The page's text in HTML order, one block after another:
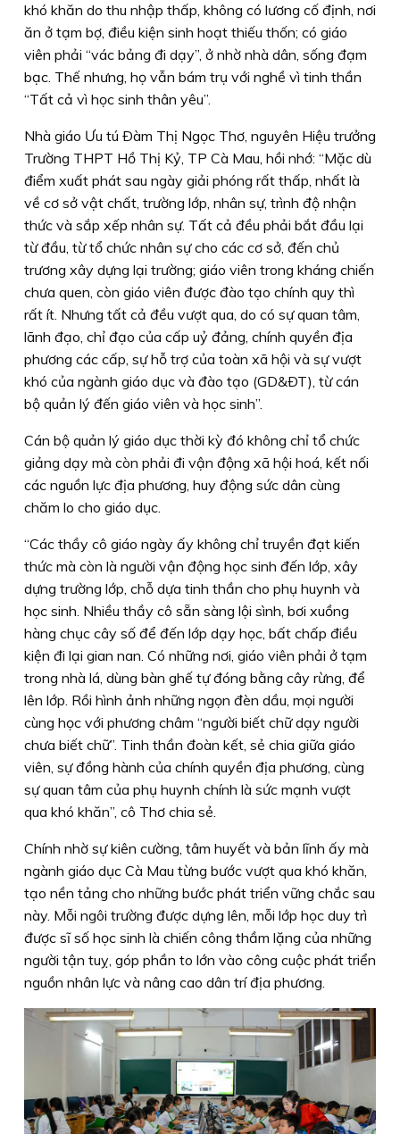
khó khăn do thu nhập thấp, không có lương cố định, nơi
ăn ở tạm bợ, điều kiện sinh hoạt thiếu thốn; có giáo
viên phải “vác bảng đi dạy”, ở nhờ nhà dân, sống đạm
bạc. Thế nhưng, họ vẫn bám trụ với nghề vì tinh thần
“Tất cả vì học sinh thân yêu”.
Nhà giáo Ưu tú Ðàm Thị Ngọc Thơ, nguyên Hiệu trưởng
Trường THPT Hồ Thị Kỷ, TP Cà Mau, hồi nhớ: “Mặc dù
điểm xuất phát sau ngày giải phóng rất thấp, nhất là
về cơ sở vật chất, trường lớp, nhân sự, trình độ nhận
thức và sắp xếp nhân sự. Tất cả đều phải bắt đầu lại
từ đầu, từ tổ chức nhân sự cho các cơ sở, đến chủ
trương xây dựng lại trường; giáo viên trong kháng chiến
chưa quen, còn giáo viên được đào tạo chính quy thì
rất ít. Nhưng tất cả đều vượt qua, do có sự quan tâm,
lãnh đạo, chỉ đạo của cấp uỷ đảng, chính quyền địa
phương các cấp, sự hỗ trợ của toàn xã hội và sự vượt
khó của ngành giáo dục và đào tạo (GD&ÐT), từ cán
bộ quản lý đến giáo viên và học sinh”.
Cán bộ quản lý giáo dục thời kỳ đó không chỉ tổ chức
giảng dạy mà còn phải đi vận động xã hội hoá, kết nối
các nguồn lực địa phương, huy động sức dân cùng
chăm lo cho giáo dục.
“Các thầy cô giáo ngày ấy không chỉ truyền đạt kiến
thức mà còn là người vận động học sinh đến lớp, xây
dựng trường lớp, chỗ dựa tinh thần cho phụ huynh và
học sinh. Nhiều thầy cô sẵn sàng lội sình, bơi xuồng
hàng chục cây số để đến lớp dạy học, bất chấp điều
kiện đi lại gian nan. Có những nơi, giáo viên phải ở tạm
trong nhà lá, dùng bàn ghế tự đóng bằng cây rừng, để
lên lớp. Rồi hình ảnh những ngọn đèn dầu, mọi người
cùng học với phương châm “người biết chữ dạy người
chưa biết chữ”. Tinh thần đoàn kết, sẻ chia giữa giáo
viên, sự đồng hành của chính quyền địa phương, cùng
sự quan tâm của phụ huynh chính là sức mạnh vượt
qua khó khăn”, cô Thơ chia sẻ.
Chính nhờ sự kiên cường, tâm huyết và bản lĩnh ấy mà
ngành giáo dục Cà Mau từng bước vượt qua khó khăn,
tạo nền tảng cho những bước phát triển vững chắc sau
này. Mỗi ngôi trường được dựng lên, mỗi lớp học duy trì
được sĩ số học sinh là chiến công thầm lặng của những
người tận tuỵ, góp phần to lớn vào công cuộc phát triển
nguồn nhân lực và nâng cao dân trí địa phương.